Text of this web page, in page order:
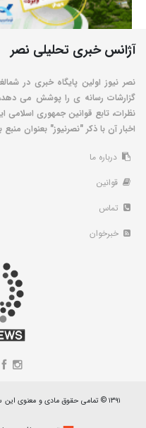
آژانس خبری تحلیلی نصر
نصر نیوز اولین پایگاه خبری در
گزارشات رسانه ی را پوشش می
نظرات، تابع قوانین جمهوری اسلامی
اخبار آن با ذکر "نصرنیوز" بعنوان منبع
درباره ما
قوانین
تماس
خبرخوان
۱۳۹۱ © تمامی حقوق مادی و معنوی